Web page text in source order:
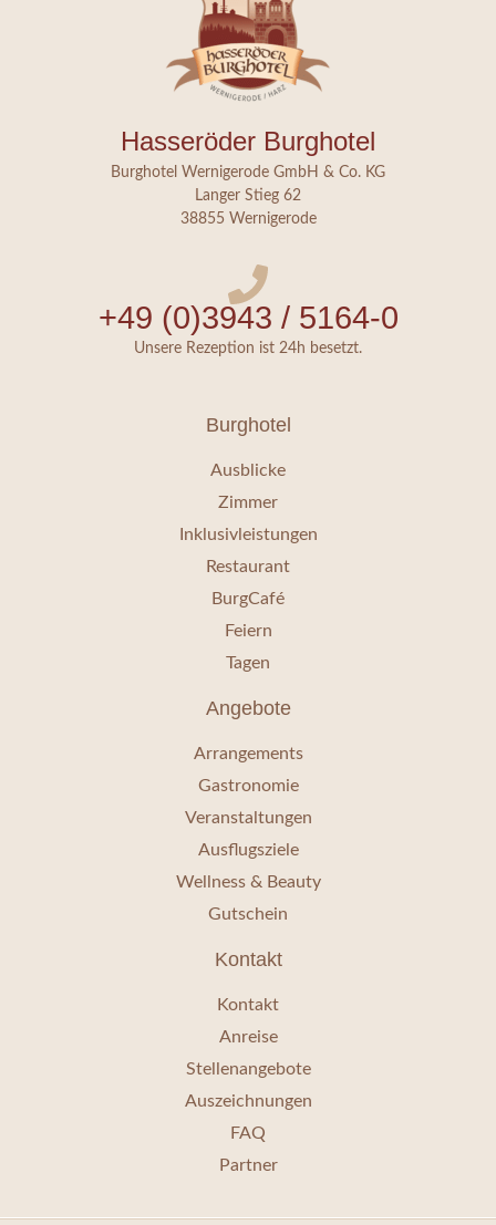
Hasseröder Burghotel
Burghotel Wernigerode GmbH & Co. KG
Langer Stieg 62
38855 Wernigerode
+49 (0)3943 / 5164-0
Unsere Rezeption ist 24h besetzt.
Burghotel
Ausblicke
Zimmer
Inklusivleistungen
Restaurant
BurgCafé
Feiern
Tagen
Angebote
Arrangements
Gastronomie
Veranstaltungen
Ausflugsziele
Wellness & Beauty
Gutschein
Kontakt
Kontakt
Anreise
Stellenangebote
Auszeichnungen
FAQ
Partner